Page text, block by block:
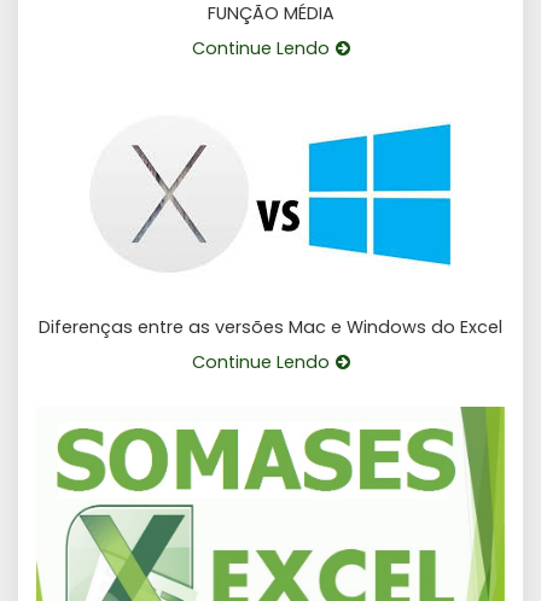
FUNÇÃO MÉDIA
Continue Lendo
Diferenças entre as versões Mac e Windows do Excel
Continue Lendo